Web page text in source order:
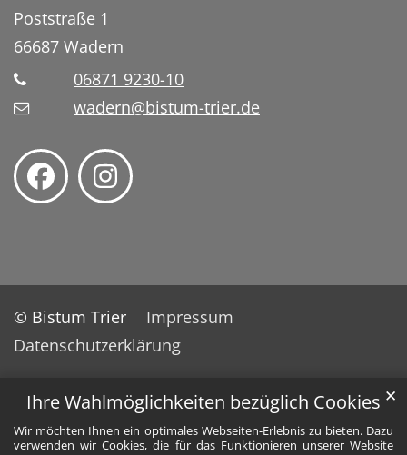
Ihre Wahlmöglichkeiten bezüglich Cookies
Wir möchten Ihnen ein optimales Webseiten-Erlebnis zu bieten. Dazu
verwenden wir Cookies, die für das Funktionieren unserer Website
✕
Poststraße 1
66687 Wadern
06871 9230-10
wadern@bistum-trier.de
© Bistum Trier
Impressum
Datenschutzerklärung